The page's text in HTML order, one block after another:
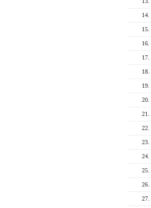
14.
15.
16.
17.
18.
19.
20.
21.
22.
23.
24.
25.
26.
27.